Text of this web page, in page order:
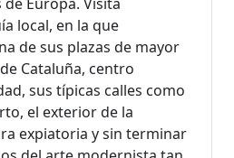
local, en la que
de sus plazas de mayor
Cataluña, centro
sus típicas calles como
el exterior de la
expiatoria y sin terminar